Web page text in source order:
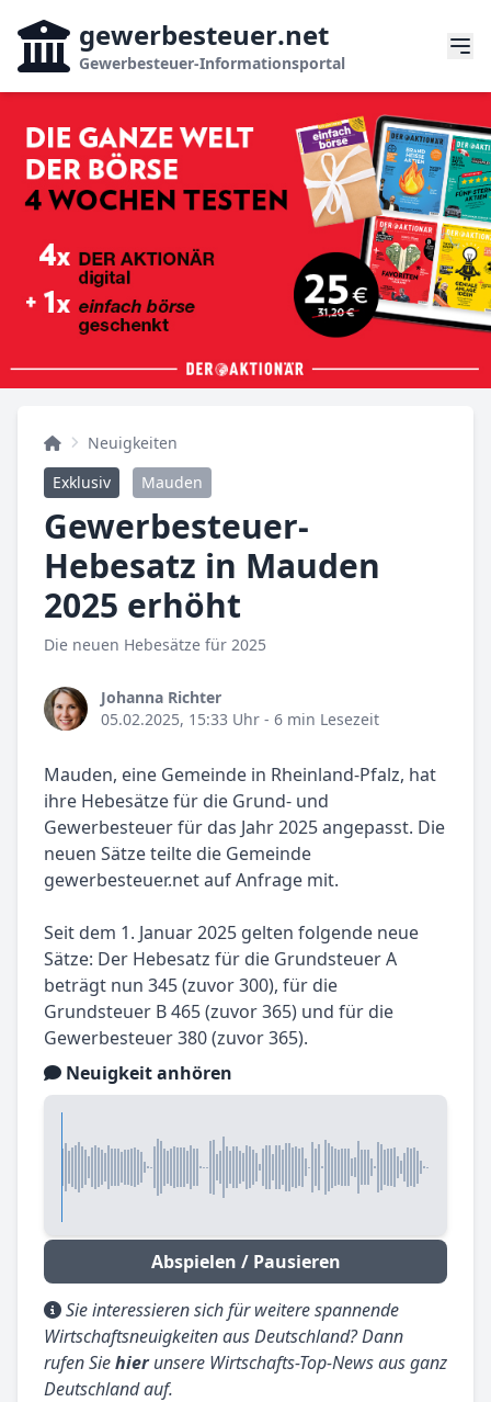
gewerbesteuer.net
Gewerbesteuer-Informationsportal
Neuigkeiten
Exklusiv
Mauden
Gewerbesteuer-
Hebesatz in Mauden
2025 erhöht
Die neuen Hebesätze für 2025
Johanna Richter
05.02.2025, 15:33 Uhr - 6 min Lesezeit
Mauden, eine Gemeinde in Rheinland-Pfalz, hat
ihre Hebesätze für die Grund- und
Gewerbesteuer für das Jahr 2025 angepasst. Die
neuen Sätze teilte die Gemeinde
gewerbesteuer.net auf Anfrage mit.
Seit dem 1. Januar 2025 gelten folgende neue
Sätze: Der Hebesatz für die Grundsteuer A
beträgt nun 345 (zuvor 300), für die
Grundsteuer B 465 (zuvor 365) und für die
Gewerbesteuer 380 (zuvor 365).
Neuigkeit anhören
Abspielen / Pausieren
Sie interessieren sich für weitere spannende
Wirtschaftsneuigkeiten aus Deutschland? Dann
rufen Siehierunsere Wirtschafts-Top-News aus ganz
Deutschland auf.